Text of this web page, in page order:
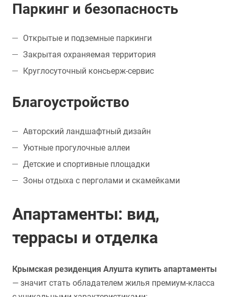
Паркинг и безопасность
Открытые и подземные паркинги
Закрытая охраняемая территория
Круглосуточный консьерж-сервис
Благоустройство
Авторский ландшафтный дизайн
Уютные прогулочные аллеи
Детские и спортивные площадки
Зоны отдыха с перголами и скамейками
Апартаменты: вид,
террасы и отделка
Крымская резиденция Алушта купить апартаменты
— значит стать обладателем жилья премиум-класса